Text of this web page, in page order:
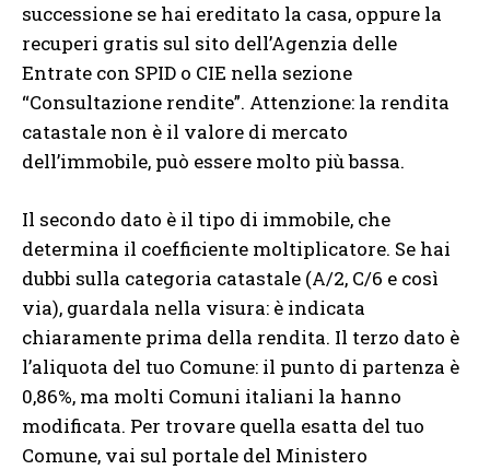
successione se hai ereditato la casa, oppure la
recuperi gratis sul sito dell’Agenzia delle
Entrate con SPID o CIE nella sezione
“Consultazione rendite”. Attenzione: la rendita
catastale non è il valore di mercato
dell’immobile, può essere molto più bassa.
Il secondo dato è il tipo di immobile, che
determina il coefficiente moltiplicatore. Se hai
dubbi sulla categoria catastale (A/2, C/6 e così
via), guardala nella visura: è indicata
chiaramente prima della rendita. Il terzo dato è
l’aliquota del tuo Comune: il punto di partenza è
0,86%, ma molti Comuni italiani la hanno
modificata. Per trovare quella esatta del tuo
Comune, vai sul portale del Ministero